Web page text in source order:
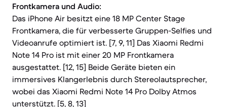
Frontkamera und Audio:
Das iPhone Air besitzt eine 18 MP Center Stage
Frontkamera, die für verbesserte Gruppen-Selfies und
Videoanrufe optimiert ist. [7, 9, 11] Das Xiaomi Redmi
Note 14 Pro ist mit einer 20 MP Frontkamera
ausgestattet. [12, 15] Beide Geräte bieten ein
immersives Klangerlebnis durch Stereolautsprecher,
wobei das Xiaomi Redmi Note 14 Pro Dolby Atmos
unterstützt. [5, 8, 13]